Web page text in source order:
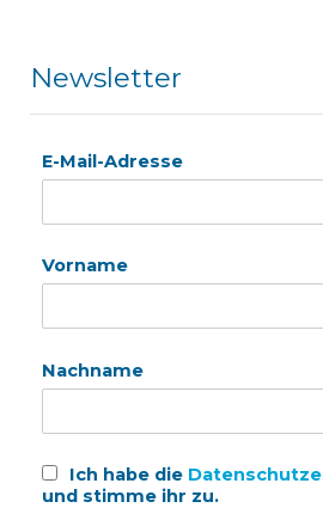
Newsletter
E-Mail-Adresse
Vorname
Nachname
Ich habe die
und stimme ihr zu.